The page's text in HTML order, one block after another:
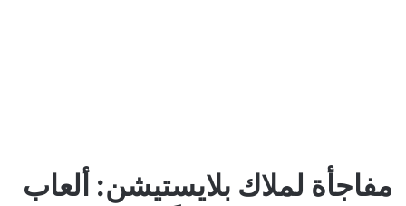
مفاجأة لملاك بلايستيشن: ألعاب